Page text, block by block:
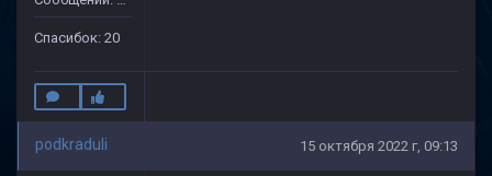
Спасибок: 20
podkraduli 15 октября 2022 г, 09:13